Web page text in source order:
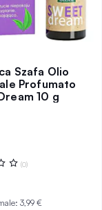
Szafa Olio
Profumato
10 g
(0)
3,99 €